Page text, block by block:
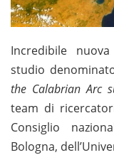
Incredibile
studio
the Calabrian Arc
team di
Consiglio
Bologna,